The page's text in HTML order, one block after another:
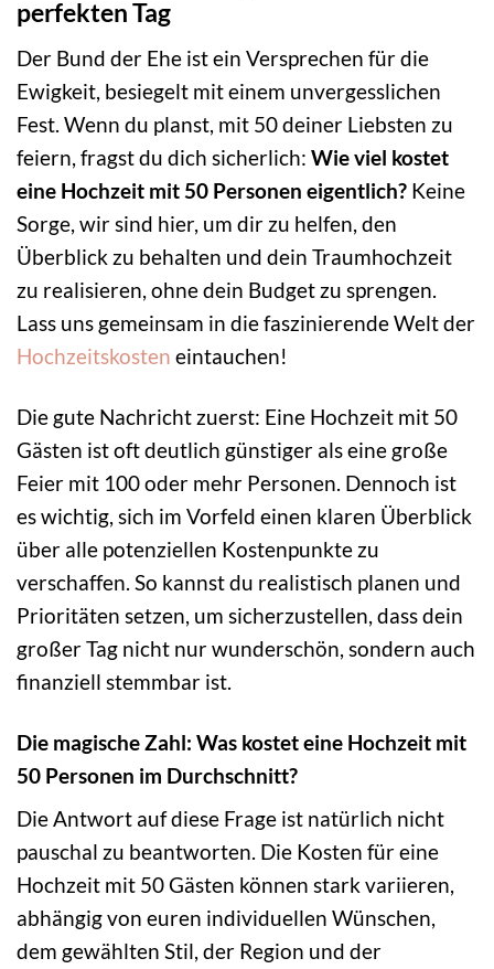
perfekten Tag
Der Bund der Ehe ist ein Versprechen für die
Ewigkeit, besiegelt mit einem unvergesslichen
Fest. Wenn du planst, mit 50 deiner Liebsten zu
feiern, fragst du dich sicherlich: Wie viel kostet
eine Hochzeit mit 50 Personen eigentlich? Keine
Sorge, wir sind hier, um dir zu helfen, den
Überblick zu behalten und dein Traumhochzeit
zu realisieren, ohne dein Budget zu sprengen.
Lass uns gemeinsam in die faszinierende Welt der
Hochzeitskosten eintauchen!
Die gute Nachricht zuerst: Eine Hochzeit mit 50
Gästen ist oft deutlich günstiger als eine große
Feier mit 100 oder mehr Personen. Dennoch ist
es wichtig, sich im Vorfeld einen klaren Überblick
über alle potenziellen Kostenpunkte zu
verschaffen. So kannst du realistisch planen und
Prioritäten setzen, um sicherzustellen, dass dein
großer Tag nicht nur wunderschön, sondern auch
finanziell stemmbar ist.
Die magische Zahl: Was kostet eine Hochzeit mit
50 Personen im Durchschnitt?
Die Antwort auf diese Frage ist natürlich nicht
pauschal zu beantworten. Die Kosten für eine
Hochzeit mit 50 Gästen können stark variieren,
abhängig von euren individuellen Wünschen,
dem gewählten Stil, der Region und der